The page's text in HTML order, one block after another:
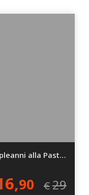
1 Kg di Torta per Feste e Compleanni alla Pasticceria i Nonni!
90 €29